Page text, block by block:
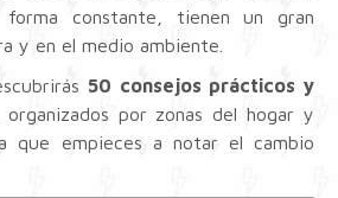
constante, tienen un gran
y en el medio ambiente.
50 consejos prácticos y
organizados por zonas del hogar y
que empieces a notar el cambio